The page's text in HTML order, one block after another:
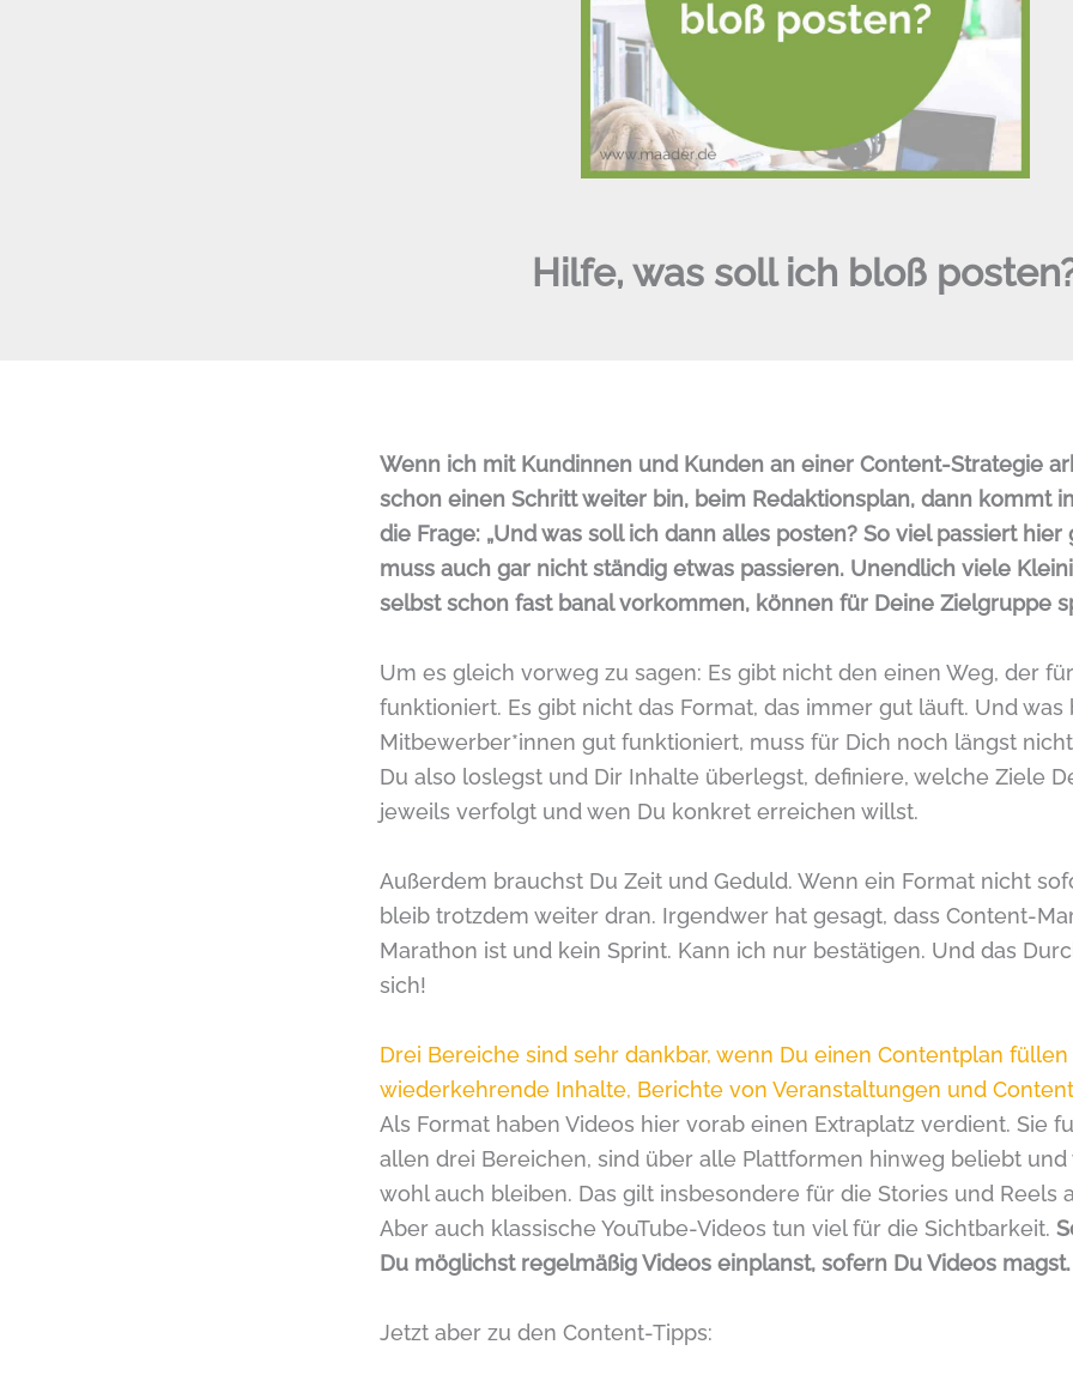
Hilfe, was soll ich bloß
Wenn ich mit Kundinnen und Kunden an einer Content-Strategie
schon einen Schritt weiter bin, beim Redaktionsplan, dann kommt
die Frage: „Und was soll ich dann alles posten? So viel passiert hier
muss auch gar nicht ständig etwas passieren. Unendlich viele
selbst schon fast banal vorkommen, können für Deine Zielgruppe
Um es gleich vorweg zu sagen: Es gibt nicht den einen Weg, der
funktioniert. Es gibt nicht das Format, das immer gut läuft. Und was
Mitbewerber*innen gut funktioniert, muss für Dich noch längst
Du also loslegst und Dir Inhalte überlegst, definiere, welche Ziele
jeweils verfolgt und wen Du konkret erreichen willst.
Außerdem brauchst Du Zeit und Geduld. Wenn ein Format nicht
bleib trotzdem weiter dran. Irgendwer hat gesagt, dass Content-
Marathon ist und kein Sprint. Kann ich nur bestätigen. Und das
sich!
Drei Bereiche sind sehr dankbar, wenn Du einen Contentplan
wiederkehrende Inhalte, Berichte von Veranstaltungen und
Als Format haben Videos hier vorab einen Extraplatz verdient. Sie
allen drei Bereichen, sind über alle Plattformen hinweg beliebt und
wohl auch bleiben. Das gilt insbesondere für die Stories und Reels
Aber auch klassische YouTube-Videos tun viel für die Sichtbarkeit.
Du möglichst regelmäßig Videos einplanst, sofern Du Videos magst.
Jetzt aber zu den Content-Tipps: